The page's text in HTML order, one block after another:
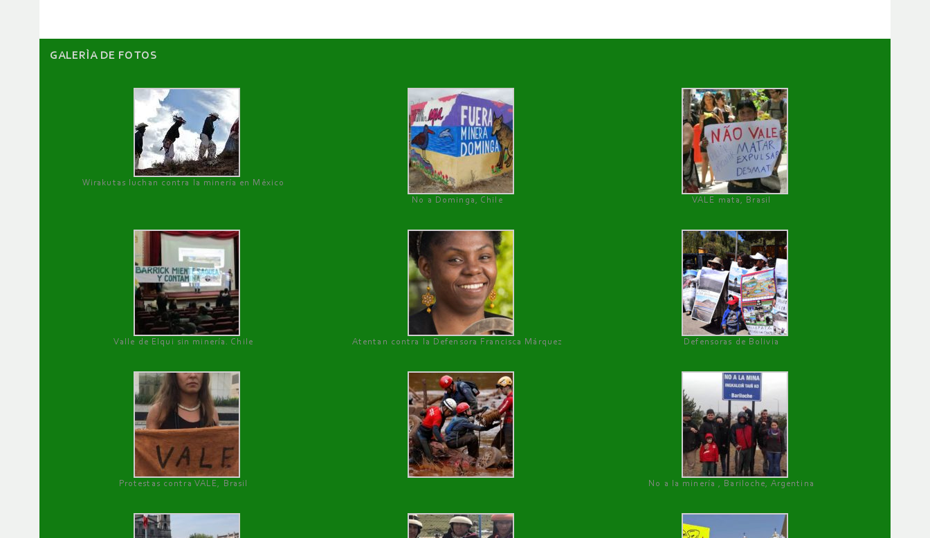
GALERÌA DE FOTOS
Wirakutas luchan contra la minería en México
No a Dominga, Chile
VALE mata, Brasil
Valle de Elqui sin minería. Chile Atentan contra la Defensora Francisca Márquez Defensoras de Bolivia
Protestas contra VALE, Brasil No a la minería , Bariloche, Argentina